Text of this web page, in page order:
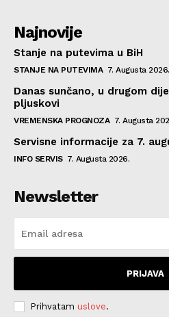
Najnovije
Stanje na putevima u BiH
STANJE NA PUTEVIMA 7. Augusta 2026.
Danas sunčano, u drugom
pljuskovi
VREMENSKA PROGNOZA 7. Augusta
Servisne informacije za 7.
INFO SERVIS 7. Augusta 2026.
Newsletter
PRIJAVA
Prihvatam uslove.